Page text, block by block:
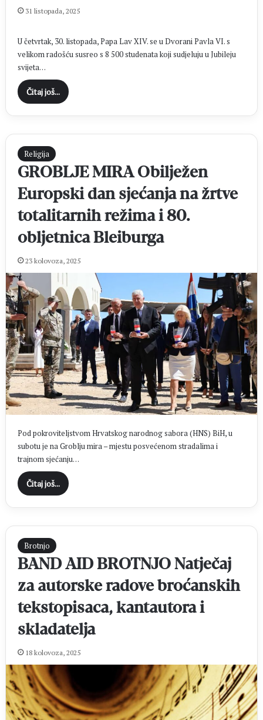
31 listopada, 2025
U četvrtak, 30. listopada, Papa Lav XIV. se u Dvorani Pavla VI. s
velikom radošću susreo s 8 500 studenata koji sudjeluju u Jubileju
svijeta…
Čitaj još...
Religija
GROBLJE MIRA Obilježen
Europski dan sjećanja na žrtve
totalitarnih režima i 80.
obljetnica Bleiburga
23 kolovoza, 2025
Pod pokroviteljstvom Hrvatskog narodnog sabora (HNS) BiH, u
subotu je na Groblju mira – mjestu posvećenom stradalima i
trajnom sjećanju…
Čitaj još...
Brotnjo
BAND AID BROTNJO Natječaj
za autorske radove broćanskih
tekstopisaca, kantautora i
skladatelja
18 kolovoza, 2025